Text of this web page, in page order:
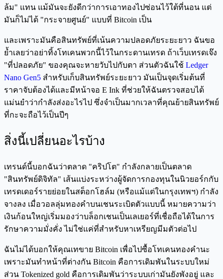
ล้ม" แทน แม้มันจะยังดีกว่าการเอาทองไปซ่อนไว้ใต้ที่นอน แต่
มันก็ไม่ได้ "กระจายศูนย์" แบบที่ Bitcoin เป็น
และเพราะมันคือสินทรัพย์ที่เน้นความปลอดภัยระยะยาว ฉันขอ
ย้ำเลยว่าอย่าทิ้งโทเคนพวกนี้ไว้ในกระดานเทรด ถ้าเว็บเทรดเจ๊ง
"ที่ปลอดภัย" ของคุณจะหายวับไปกับตา ส่วนตัวฉันใช้ Ledger
Nano Gen5 สำหรับเก็บสินทรัพย์ระยะยาว มันเป็นจุดเริ่มต้นที่
ราคาจับต้องได้และมีหน้าจอ E Ink ที่ช่วยให้ฉันตรวจสอบได้
แม่นยำว่ากำลังส่งอะไรไป ซึ่งจำเป็นมากเวลาที่คุณย้ายสินทรัพย์
ที่กะจะถือไว้เป็นปีๆ
สิ่งนี้เปลี่ยนอะไรบ้าง
เทรนด์นี้บอกฉันว่าตลาด "คริปโต" กำลังกลายเป็นตลาด
"สินทรัพย์ดิจิทัล" เส้นแบ่งระหว่างผู้จัดการกองทุนในนิวยอร์กกับ
เทรดเดอร์รายย่อยในสต็อกโฮล์ม (หรือแม้แต่ในกรุงเทพฯ) กำลัง
จางลง เมื่อวอลลุ่มทองคำบนเชนระเบิดตัวแบบนี้ หมายความว่า
เงินก้อนใหญ่เริ่มมองว่าบล็อกเชนเป็นเลเยอร์ที่เชื่อถือได้ในการ
รักษาความมั่งคั่ง ไม่ใช่แค่ที่สำหรับหาเหรียญมีมตัวต่อไป
ฉันไม่ได้บอกให้คุณเทขาย Bitcoin เพื่อไปซื้อโทเคนทองคำนะ
เพราะมันทำหน้าที่ต่างกัน Bitcoin คือการเดิมพันในระบบใหม่
ส่วน Tokenized gold คือการเดิมพันว่าระบบเก่ามันยังพังอยู่ และ